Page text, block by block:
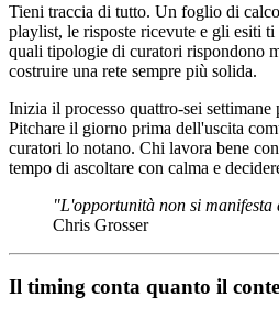
Tieni traccia di tutto. Un foglio di
playlist, le risposte ricevute e gli esiti
quali tipologie di curatori rispondono
costruire una rete sempre più solida.
Inizia il processo quattro-sei
Pitchare il giorno prima dell'uscita
curatori lo notano. Chi lavora bene
tempo di ascoltare con calma e
"L'opportunità non si
Chris Grosser
Il timing conta quanto il